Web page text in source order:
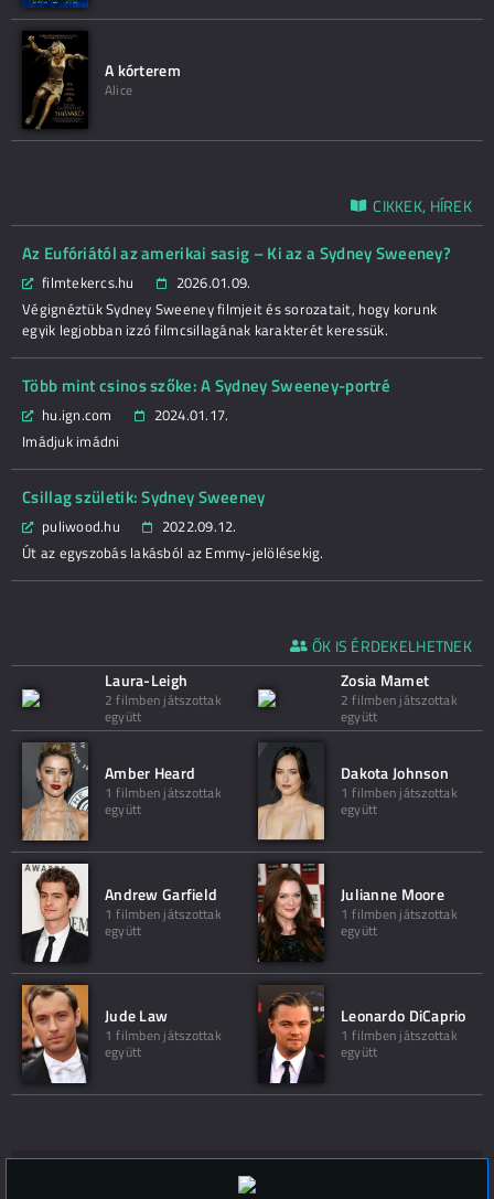
A kórterem
Alice
CIKKEK, HÍREK
Az Eufóriától az amerikai sasig – Ki az a Sydney Sweeney?
filmtekercs.hu
2026.01.09.
Végignéztük Sydney Sweeney filmjeit és sorozatait, hogy korunk
egyik legjobban izzó filmcsillagának karakterét keressük.
Több mint csinos szőke: A Sydney Sweeney-portré
hu.ign.com
2024.01.17.
Imádjuk imádni
Csillag születik: Sydney Sweeney
puliwood.hu
2022.09.12.
Út az egyszobás lakásból az Emmy-jelölésekig.
ŐK IS ÉRDEKELHETNEK
Laura-Leigh
2 filmben játszottak
együtt
Zosia Mamet
2 filmben játszottak
együtt
Amber Heard
1 filmben játszottak
együtt
Dakota Johnson
1 filmben játszottak
együtt
Andrew Garfield
1 filmben játszottak
együtt
Julianne Moore
1 filmben játszottak
együtt
Jude Law
1 filmben játszottak
együtt
Leonardo DiCaprio
1 filmben játszottak
együtt
Hozzászólások (